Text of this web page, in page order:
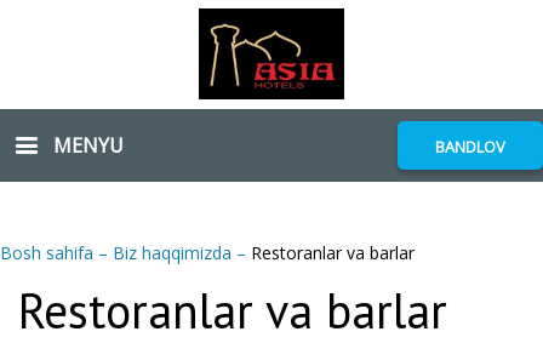
MENYU BANDLOV
Bosh sahifa – Biz haqqimizda – Restoranlar va barlar
Restoranlar va barlar